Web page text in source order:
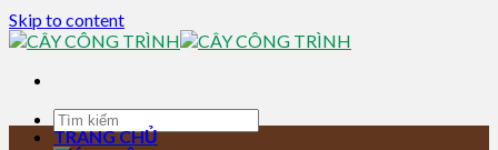
Skip to content
TRANG CHỦ